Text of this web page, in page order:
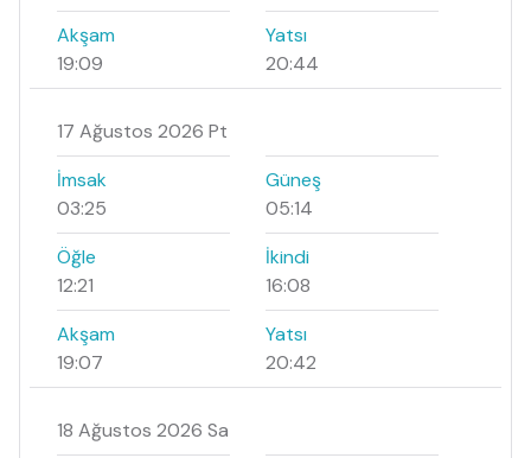
Akşam
19:09
Yatsı
20:44
17 Ağustos 2026 Pt
İmsak
03:25
Güneş
05:14
Öğle
12:21
İkindi
16:08
Akşam
19:07
Yatsı
20:42
18 Ağustos 2026 Sa